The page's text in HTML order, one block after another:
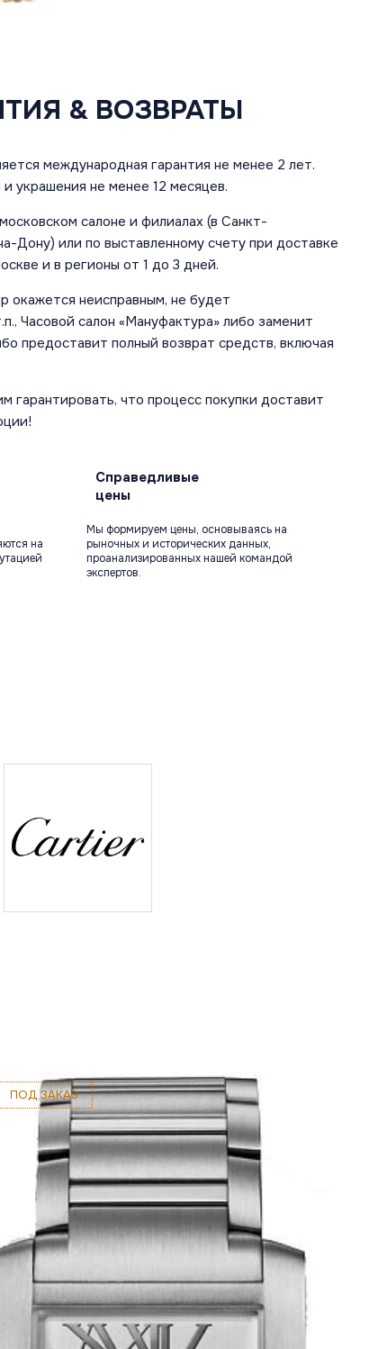
& ВОЗВРАТЫ
международная гарантия не менее 2 лет.
украшения не менее 12 месяцев.
салоне и филиалах (в Санкт-
Дону) или по выставленному счету при доставке
и в регионы от 1 до 3 дней.
окажется неисправным, не будет
Часовой салон «Мануфактура» либо заменит
предоставит полный возврат средств, включая
что процесс покупки доставит
на
Справедливые
цены
Мы формируем цены, основываясь на
рыночных и исторических данных,
проанализированных нашей командой
экспертов.
ПОД ЗАКАЗ